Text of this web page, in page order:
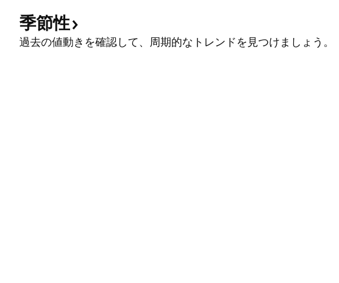
季節性
過去の値動きを確認して、周期的なトレンドを見つけましょう。